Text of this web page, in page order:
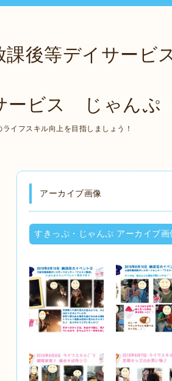
課後等デイサー
ービス じゃんぷ
イフスキル向上を目指しましょう！
アーカイブ画像
すきっぷ・じゃんぷ アーカイブ画